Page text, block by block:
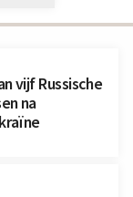
vijf Russische
na